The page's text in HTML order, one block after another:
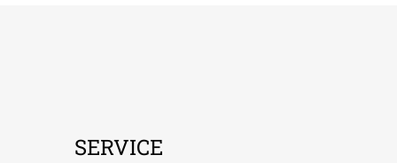
SERVICE